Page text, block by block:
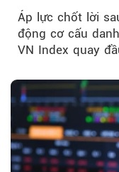
Index giảm
Áp lực chốt lời
động cơ cấu
VN Index quay